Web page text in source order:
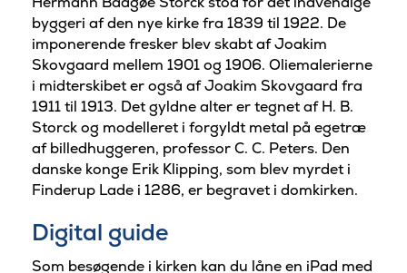
byggeri af den nye kirke fra 1839 til 1922. De
imponerende fresker blev skabt af Joakim
Skovgaard mellem 1901 og 1906. Oliemalerierne
i midterskibet er også af Joakim Skovgaard fra
1911 til 1913. Det gyldne alter er tegnet af H. B.
Storck og modelleret i forgyldt metal på egetræ
af billedhuggeren, professor C. C. Peters. Den
danske konge Erik Klipping, som blev myrdet i
Finderup Lade i 1286, er begravet i domkirken.
Digital guide
Som besøgende i kirken kan du låne en iPad med